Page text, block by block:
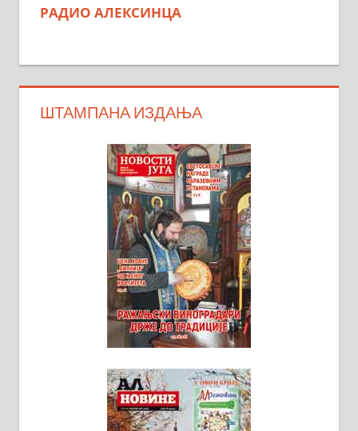
РАДИО АЛЕКСИНЦА
ШТАМПАНА ИЗДАЊА